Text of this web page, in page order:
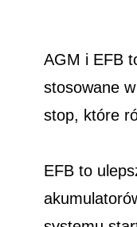
AGM i EFB
stosowane
stop, które
EFB to